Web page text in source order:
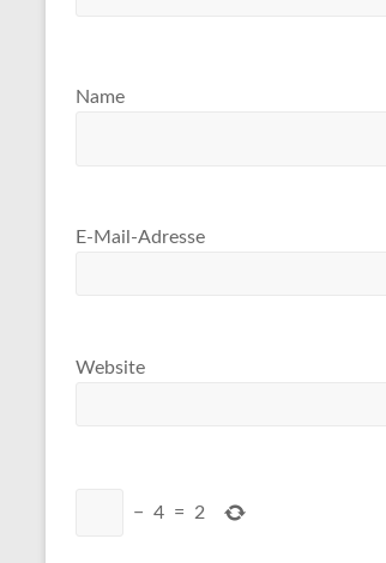
Name
E-Mail-Adresse
Website
− 4 = 2